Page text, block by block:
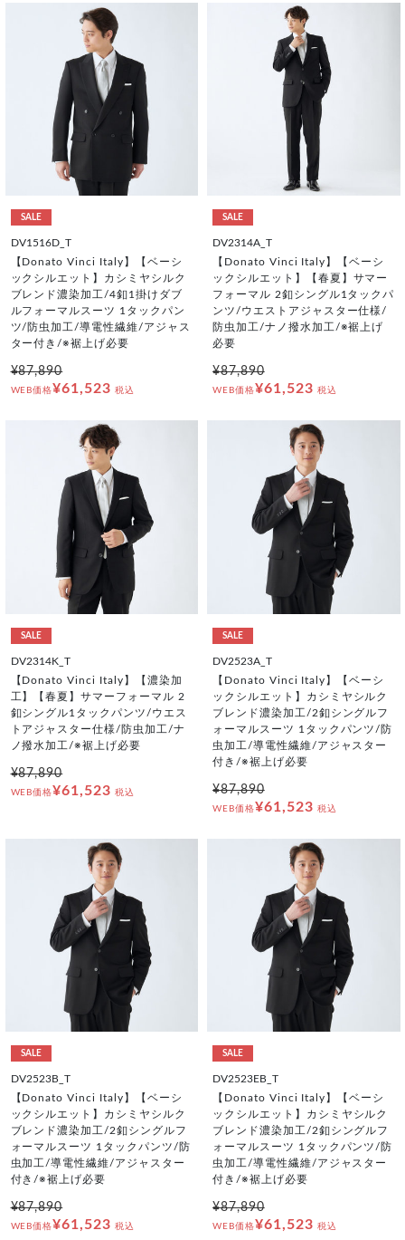
SALE
DV1516D_T
【Donato Vinci Italy】【ベーシ
ックシルエット】カシミヤシルク
ブレンド濃染加工/4釦1掛けダブ
ルフォーマルスーツ 1タックパン
ツ/防虫加工/導電性繊維/アジャス
ター付き/※裾上げ必要
¥87,890
WEB価格¥61,523 税込
SALE
DV2314A_T
【Donato Vinci Italy】【ベーシ
ックシルエット】【春夏】サマー
フォーマル 2釦シングル1タックパ
ンツ/ウエストアジャスター仕様/
防虫加工/ナノ撥水加工/※裾上げ
必要
¥87,890
WEB価格¥61,523 税込
SALE
DV2314K_T
【Donato Vinci Italy】【濃染加
工】【春夏】サマーフォーマル 2
釦シングル1タックパンツ/ウエス
トアジャスター仕様/防虫加工/ナ
ノ撥水加工/※裾上げ必要
¥87,890
WEB価格¥61,523 税込
SALE
DV2523A_T
【Donato Vinci Italy】【ベーシ
ックシルエット】カシミヤシルク
ブレンド濃染加工/2釦シングルフ
ォーマルスーツ 1タックパンツ/防
虫加工/導電性繊維/アジャスター
付き/※裾上げ必要
¥87,890
WEB価格¥61,523 税込
SALE
DV2523B_T
【Donato Vinci Italy】【ベーシ
ックシルエット】カシミヤシルク
ブレンド濃染加工/2釦シングルフ
ォーマルスーツ 1タックパンツ/防
虫加工/導電性繊維/アジャスター
付き/※裾上げ必要
¥87,890
WEB価格¥61,523 税込
SALE
DV2523EB_T
【Donato Vinci Italy】【ベーシ
ックシルエット】カシミヤシルク
ブレンド濃染加工/2釦シングルフ
ォーマルスーツ 1タックパンツ/防
虫加工/導電性繊維/アジャスター
付き/※裾上げ必要
¥87,890
WEB価格¥61,523 税込